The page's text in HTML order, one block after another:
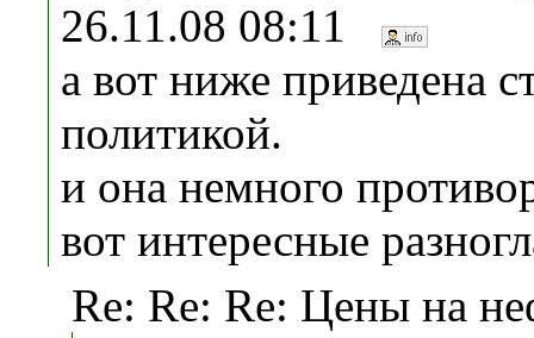
26.11.08 08:11
а вот ниже приведена
политикой.
и она немного
вот интересные
Re: Re: Re: Цены на